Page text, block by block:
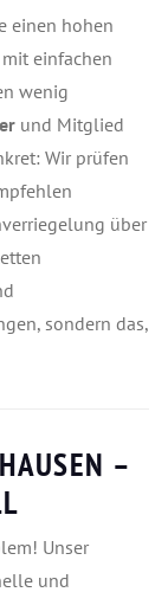
einen hohen
einfachen
wenig
und Mitglied
Wir prüfen
über
sondern das,
–
Unser
und